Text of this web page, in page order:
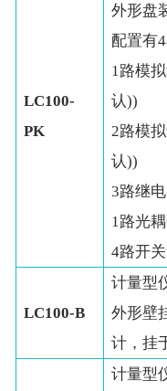
LC100-
PK
外形盘
配置有
1路模
认))
2路模
认))
3路继
1路光
4路开
LC100-B
计量型
外形壁
计，挂
计量型